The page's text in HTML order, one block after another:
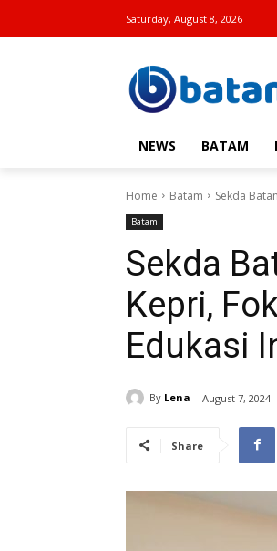
Saturday, August 8, 2026
NEWS BATAM
Home Batam Sekda
Batam
Sekda
Kepri,
Edukasi
By Lena August 7, 2024
Share